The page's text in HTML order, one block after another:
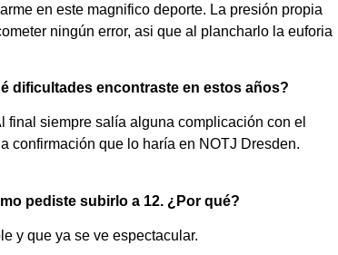
en este magnifico deporte. La presión propia
ningún error, asi que al plancharlo la euforia
dificultades encontraste en estos años?
final siempre salía alguna complicación con el
confirmación que lo haría en NOTJ Dresden.
pediste subirlo a 12. ¿Por qué?
y que ya se ve espectacular.